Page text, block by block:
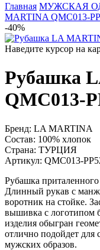
Главная МУЖСКАЯ
MARTINA QMC013-
-40%
Наведите курсор на
Рубашка
QMC013-
Бренд: LA MARTINA
Состав: 100% хлопок
Страна: ТУРЦИЯ
Артикул: QMC013-
Рубашка
Длинный рукав с
воротник на стойке.
вышивка с логотипом
изделия обыгран
отлично подойдет для
мужских образов.